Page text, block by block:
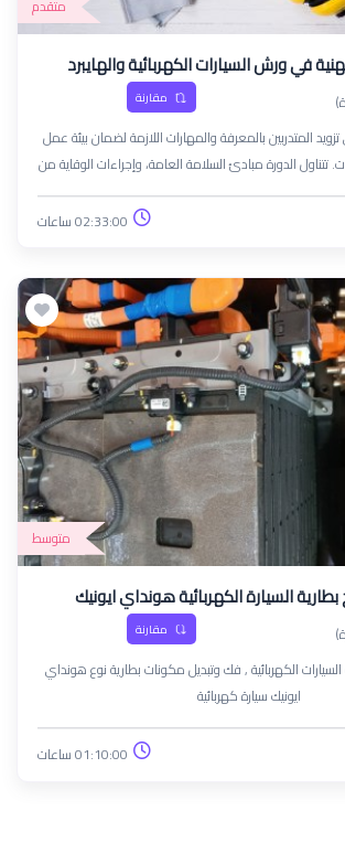
متقدم
في ورش السيارات الكهربائية والهايبرد
مقارنة
المتدربين بالمعرفة والمهارات اللازمة لضمان بيئة عمل
تتناول الدورة مبادئ السلامة العامة، وإجراءات الوقاية من
والصدمات الكهربائية، والتعامل مع المواد الكيميائية
الممارسات لاستخدام الأدوات والمعدات بشكل آمن،
من الحوادث.
02:33:00 ساعات
متوسط
السيارة الكهربائية هونداي ايونيك
مقارنة
الكهربائية , فك وتبديل مكونات بطارية نوع هونداي
ايونيك سيارة كهربائية
01:10:00 ساعات